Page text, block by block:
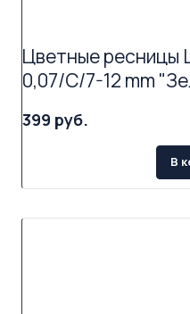
Цветные ресницы
0,07/C/7-12 mm
399 руб.
В